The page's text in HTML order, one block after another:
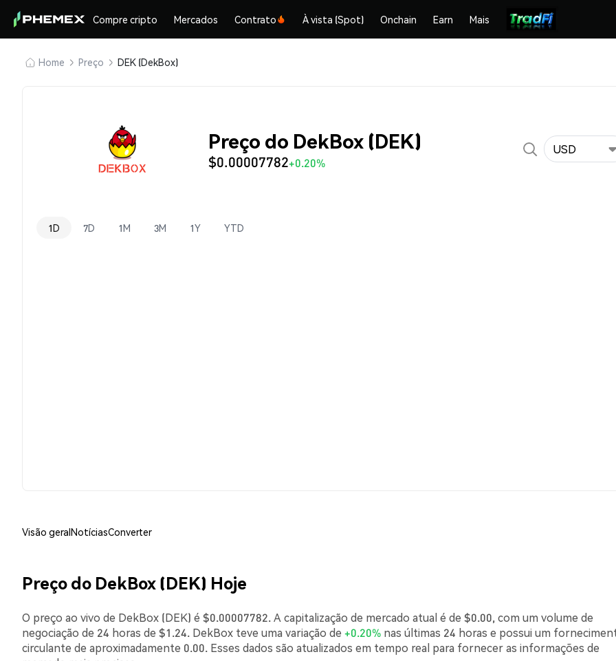
Compre cripto Mercados Contrato À vista (Spot) Onchain Earn Mais
Home Preço DEK (DekBox)
Preço do DekBox (DEK)
$0.00007782+0.20%
USD
1D 7D 1M 3M 1Y YTD
Visão geralNotíciasConverter
Preço do DekBox (DEK) Hoje
O preço ao vivo de DekBox (DEK) é $0.00007782. A capitalização de mercado atual é de $0.00, com um volume de
negociação de 24 horas de $1.24. DekBox teve uma variação de +0.20% nas últimas 24 horas e possui um
circulante de aproximadamente 0.00. Esses dados são atualizados em tempo real para fornecer as informações de